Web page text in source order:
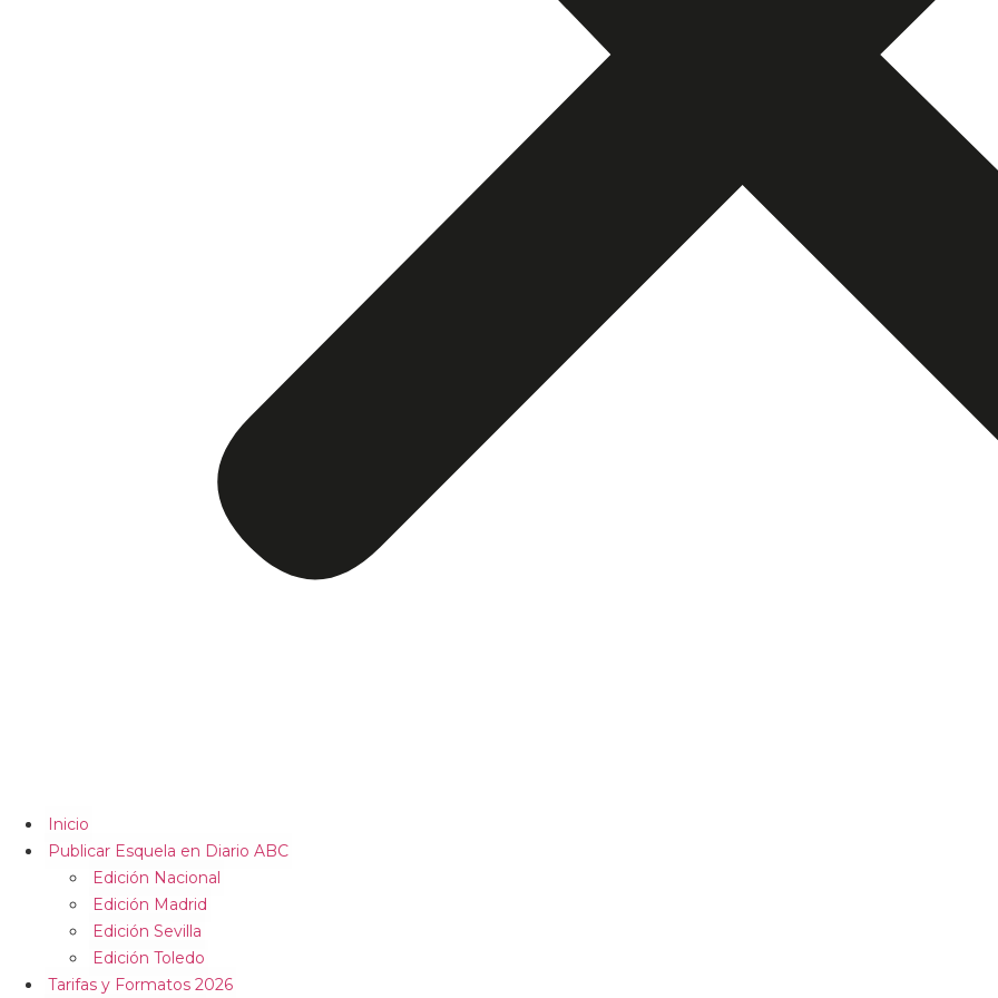
Inicio
Publicar Esquela en Diario ABC
Edición Nacional
Edición Madrid
Edición Sevilla
Edición Toledo
Tarifas y Formatos 2026